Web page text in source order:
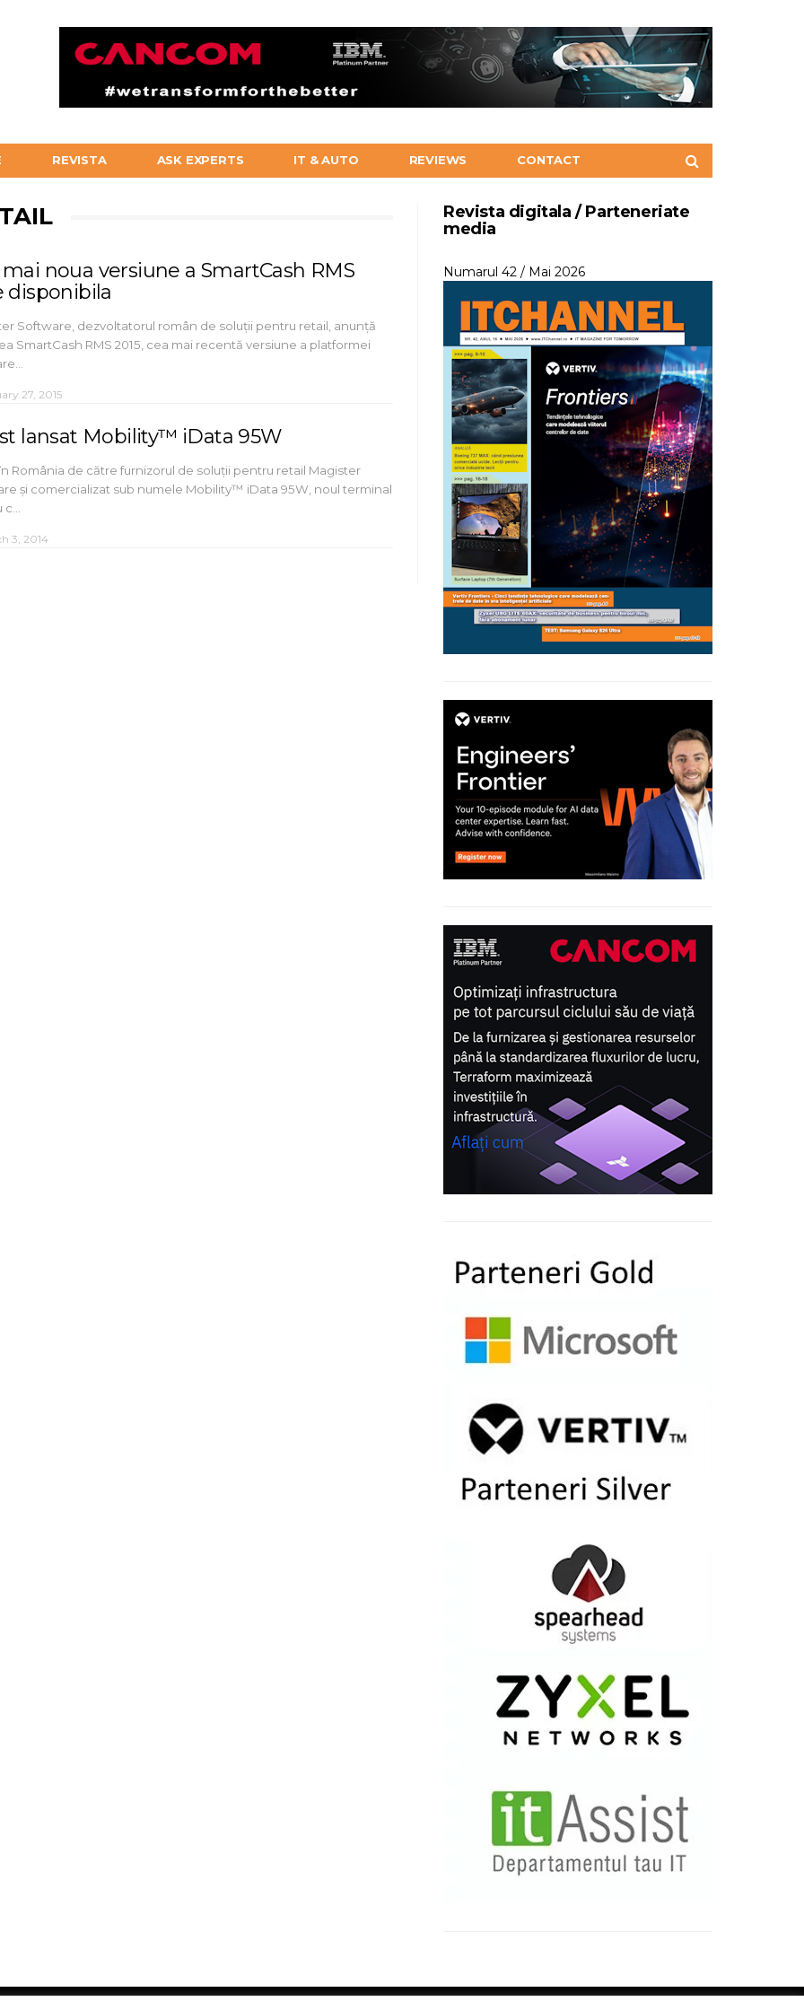
REVISTA ASK EXPERTS IT & AUTO REVIEWS CONTACT
mai noua versiune a SmartCash RMS
disponibila
Software, dezvoltatorul român de soluții pentru retail, anunță
SmartCash RMS 2015, cea mai recentă versiune a platformei
27, 2015
lansat Mobility™ iData 95W
România de către furnizorul de soluții pentru retail Magister
și comercializat sub numele Mobility™ iData 95W, noul terminal
3, 2014
Revista digitala / Parteneriate
media
Numarul 42 / Mai 2026